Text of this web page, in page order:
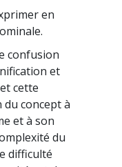
en
confusion
et
cette
du concept à
et à son
du
difficulté